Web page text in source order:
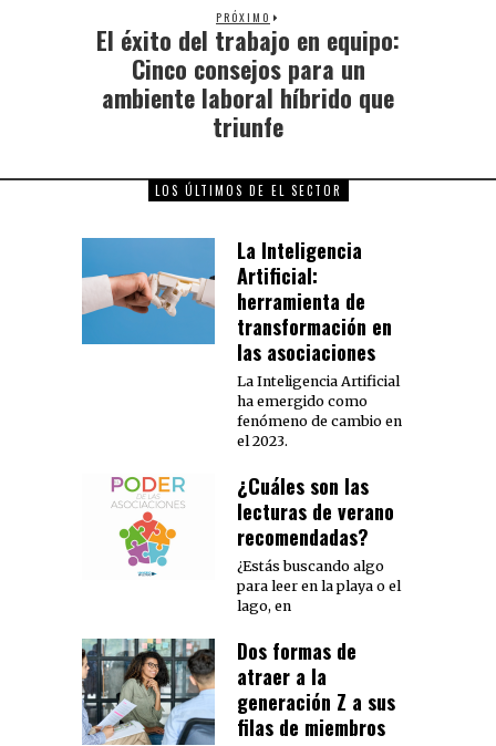
PRÓXIMO
El éxito del trabajo en equipo:
Cinco consejos para un
ambiente laboral híbrido que
triunfe
LOS ÚLTIMOS DE EL SECTOR
La Inteligencia
Artificial:
herramienta de
transformación en
las asociaciones
La Inteligencia Artificial
ha emergido como
fenómeno de cambio en
el 2023.
¿Cuáles son las
lecturas de verano
recomendadas?
¿Estás buscando algo
para leer en la playa o el
lago, en
Dos formas de
atraer a la
generación Z a sus
filas de miembros